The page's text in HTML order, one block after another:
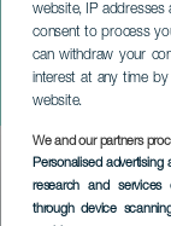
website, IP addresses
consent to process
can withdraw your
interest at any time by
website.
We and our partners
Personalised
research and services
through device
Дом
ТЕНЕРИФЕ
Imagen
Listado